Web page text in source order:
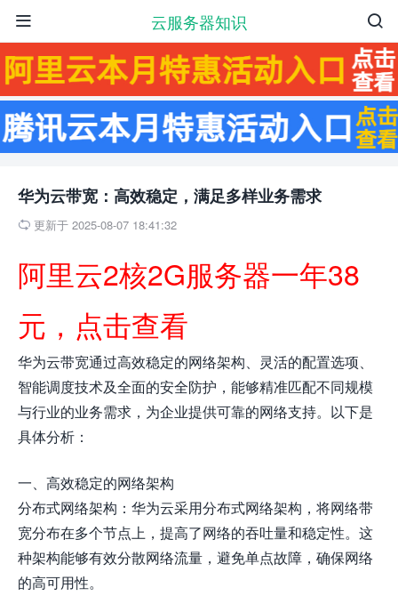
云服务器知识 

华为云带宽：高效稳定，满足多样业务需求
 更新于 2025-08-07 18:41:32
阿里云2核2G服务器一年38
元，点击查看
华为云带宽通过高效稳定的网络架构、灵活的配置选项、
智能调度技术及全面的安全防护，能够精准匹配不同规模
与行业的业务需求，为企业提供可靠的网络支持。以下是
具体分析：
一、高效稳定的网络架构
分布式网络架构：华为云采用分布式网络架构，将网络带
宽分布在多个节点上，提高了网络的吞吐量和稳定性。这
种架构能够有效分散网络流量，避免单点故障，确保网络
的高可用性。